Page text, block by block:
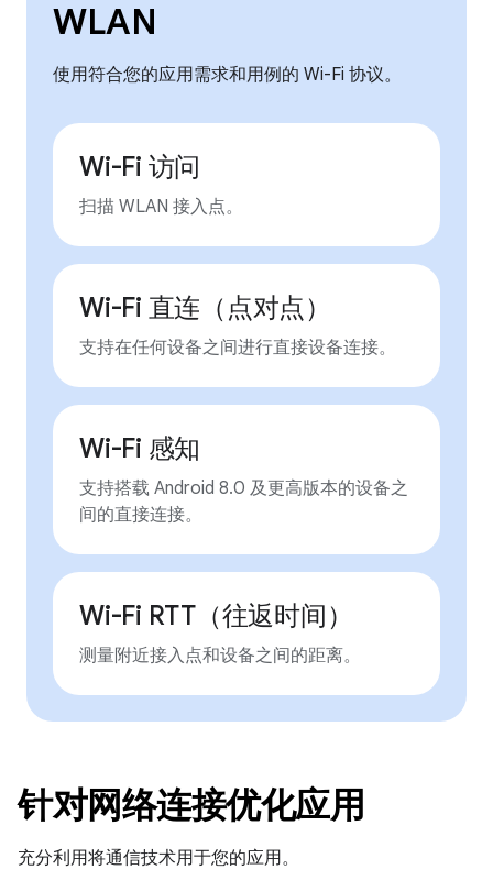
WLAN
使用符合您的应用需求和用例的 Wi-Fi 协议。
Wi-Fi 访问
扫描 WLAN 接入点。
Wi-Fi 直连（点对点）
支持在任何设备之间进行直接设备连接。
Wi-Fi 感知
支持搭载 Android 8.0 及更高版本的设备之
间的直接连接。
Wi-Fi RTT（往返时间）
测量附近接入点和设备之间的距离。
针对网络连接优化应用
充分利用将通信技术用于您的应用。